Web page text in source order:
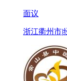
面议
浙江衢州市|